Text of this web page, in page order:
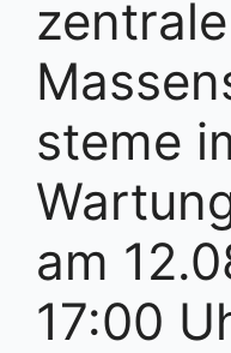
steme
am
17:00